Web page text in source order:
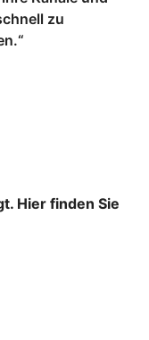
zu
Hier finden Sie